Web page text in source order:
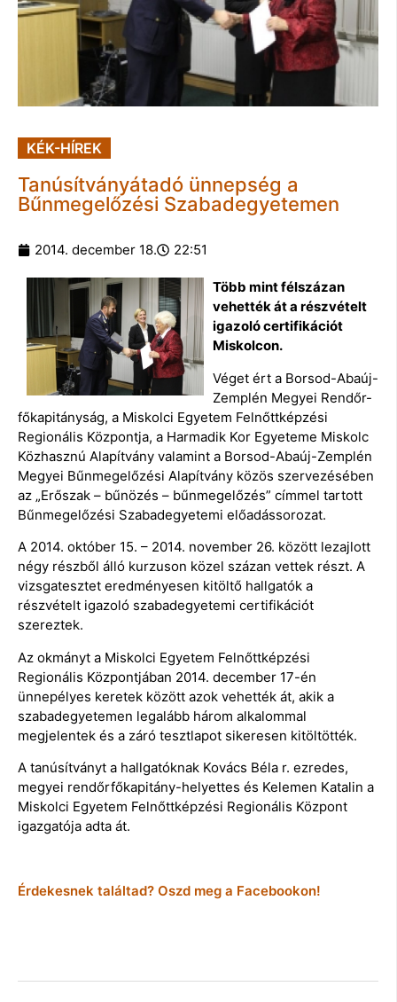
KÉK-HÍREK
Tanúsítványátadó ünnepség a
Bűnmegelőzési Szabadegyetemen
2014. december 18. 22:51
Több mint félszázan
vehették át a részvételt
igazoló certifikációt
Miskolcon.
Véget ért a Borsod-Abaúj-
Zemplén Megyei Rendőr-
főkapitányság, a Miskolci Egyetem Felnőttképzési
Regionális Központja, a Harmadik Kor Egyeteme Miskolc
Közhasznú Alapítvány valamint a Borsod-Abaúj-Zemplén
Megyei Bűnmegelőzési Alapítvány közös szervezésében
az „Erőszak – bűnözés – bűnmegelőzés” címmel tartott
Bűnmegelőzési Szabadegyetemi előadássorozat.
A 2014. október 15. – 2014. november 26. között lezajlott
négy részből álló kurzuson közel százan vettek részt. A
vizsgatesztet eredményesen kitöltő hallgatók a
részvételt igazoló szabadegyetemi certifikációt
szereztek.
Az okmányt a Miskolci Egyetem Felnőttképzési
Regionális Központjában 2014. december 17-én
ünnepélyes keretek között azok vehették át, akik a
szabadegyetemen legalább három alkalommal
megjelentek és a záró tesztlapot sikeresen kitöltötték.
A tanúsítványt a hallgatóknak Kovács Béla r. ezredes,
megyei rendőrfőkapitány-helyettes és Kelemen Katalin a
Miskolci Egyetem Felnőttképzési Regionális Központ
igazgatója adta át.
Érdekesnek találtad? Oszd meg a Facebookon!